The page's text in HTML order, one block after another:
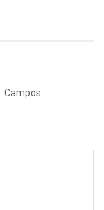
Campos